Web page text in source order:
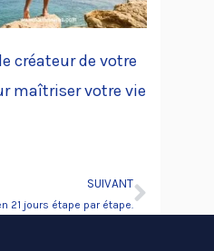
créateur de votre
maîtriser votre vie
SUIVANT
21 jours étape par étape.Suivant